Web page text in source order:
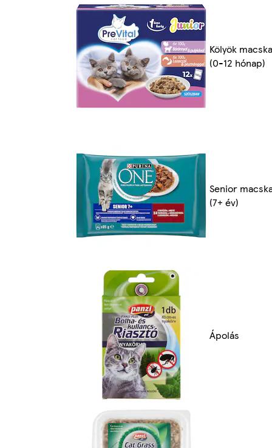
Kölyök macska
(0-12 hónap)
Senior
(7+ év)
Ápolás